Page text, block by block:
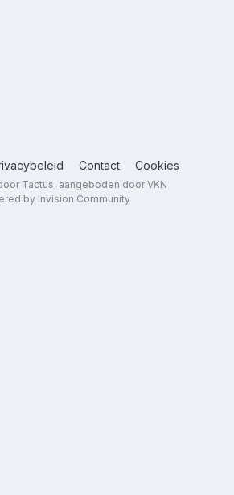
Contact Cookies
Tactus, aangeboden door VKN
by Invision Community